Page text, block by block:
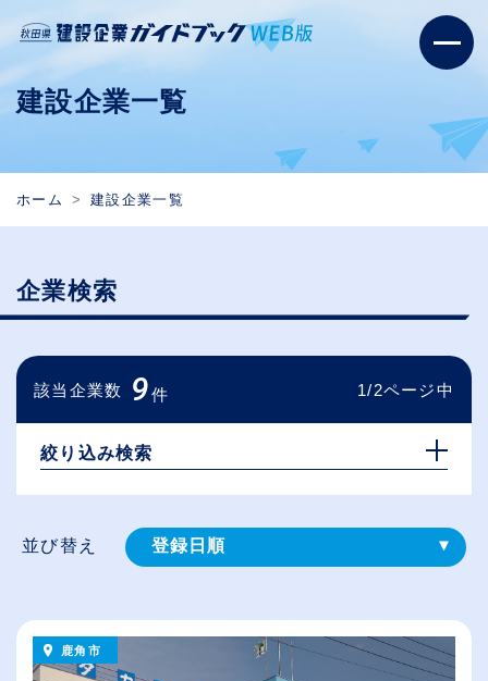
建設企業一覧
ホーム 建設企業一覧
企業検索
該当企業数 9件 1/2ページ中
絞り込み検索
並び替え 登録⽇順
（⾼卒の給与を基準）
従業員が多い順
鹿角市